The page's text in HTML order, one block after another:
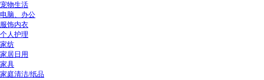
宠物生活
电脑、办公
服饰内衣
个人护理
家纺
家居日用
家具
家庭清洁/纸品